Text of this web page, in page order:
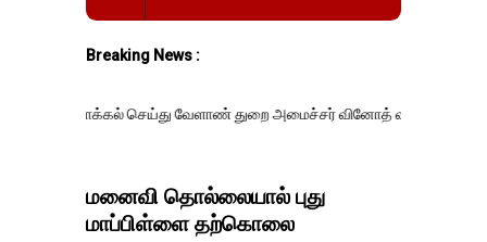
Breaking News :
செய்து வேளாண் துறை அமைச்சர் வினோத் வாசித்து வருகிறார். �.
மனைவி தொல்லையால் புது
மாப்பிள்ளை தற்கொலை